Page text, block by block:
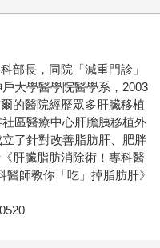
部長，同院「減重門診」
大學醫學院醫學系，2003
的醫院經歷眾多肝臟移植
區醫療中心肝膽胰移植外
了針對改善脂肪肝、肥胖
肝臟脂肪消除術！專科醫
師教你「吃」掉脂肪肝》